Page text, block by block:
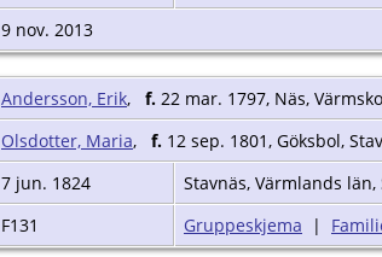
9 nov. 2013
Andersson, Erik, f. 22 mar. 1797, Näs,
Olsdotter, Maria, f. 12 sep. 1801, Göksbol,
7 jun. 1824 Stavnäs, Värmlands län,
F131 Gruppeskjema |